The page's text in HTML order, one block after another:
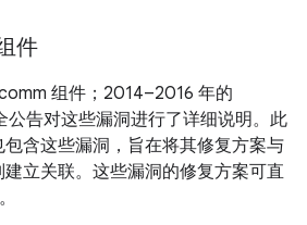
件
组件；2014–2016 年的
公告对这些漏洞进行了详细说明。此
含这些漏洞，旨在将其修复方案与
立关联。这些漏洞的修复方案可直